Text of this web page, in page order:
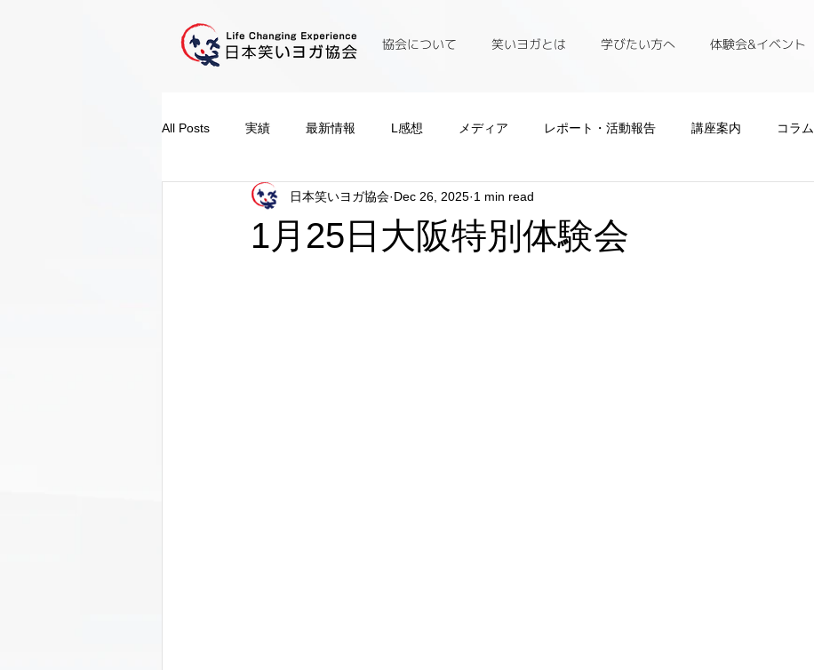
協会について 笑いヨガとは 学びたい方へ 体験会&イベント
All Posts 実績 最新情報 L感想 メディア レポート・活動報告 講座案内 コラム
1月25日大阪特別体験会
日本笑いヨガ協会 Dec 26, 2025 1 min read